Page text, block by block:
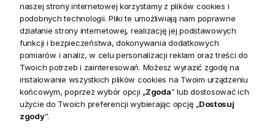
Dekoracja świąteczna z kokardą Bowto efektowny
element wystroju wnętrza, który wprowadzi do Twojego
domu wyjątkową atmosferę Bożego Narodzenia. Należy do
kategorii ceramicznych ozdób świątecznych i została
zaprojektowana z myślą o tych, którzy cenią klasyczne
motywy w nowoczesnym wydaniu. Dzięki wymiarom –
wysokość 21 cm i średnica 16 cm– dekoracja jest
wyrazista, ale nie przytłacza wnętrza, doskonale nadając się
naszej strony internetowej korzystamy z plików cookies i
podobnych technologii. Pliki te umożliwiają nam poprawne
działanie strony internetowej, realizację jej podstawowych
funkcji i bezpieczeństwa, dokonywania dodatkowych
pomiarów i analiz, w celu personalizacji reklam oraz treści do
Twoich potrzeb i zainteresowań. Możesz wyrazić zgodę na
instalowanie wszystkich plików cookies na Twoim urządzeniu
końcowym, poprzez wybór opcji „Zgoda” lub dostosować ich
użycie do Twoich preferencji wybierając opcję „Dostosuj
zgody”.